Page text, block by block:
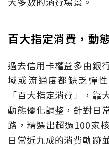
百大指定消費，動
過去信用卡權益多由銀
域或流通度都缺乏彈
「百大指定消費」，靠
動態優化調整，針對日
路，精選出超過100家
日常近九成的消費軌跡